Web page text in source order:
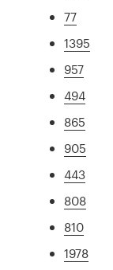
77
1395
957
494
865
905
443
808
810
1978